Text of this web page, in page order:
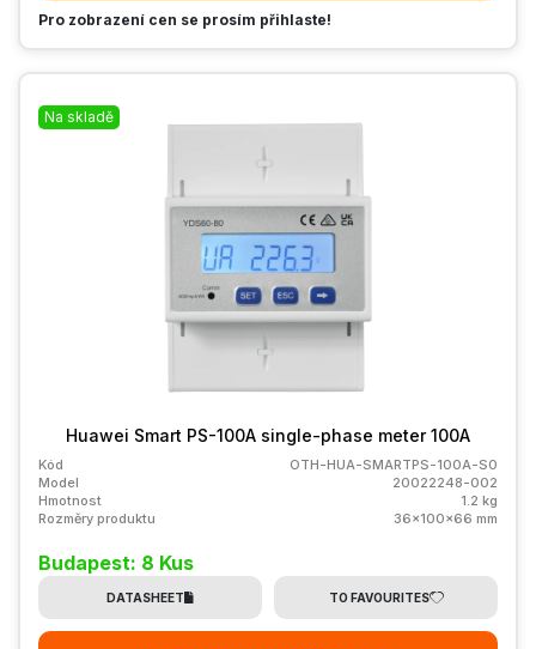
Pro zobrazení cen se prosím přihlaste!
Na skladě
Huawei Smart PS-100A single-phase meter 100A
Kód
OTH-HUA-SMARTPS-100A-S0
Model
20022248-002
Hmotnost
1.2 kg
Rozměry produktu
36x100x66 mm
Budapest: 8 Kus
DATASHEET TO FAVOURITES